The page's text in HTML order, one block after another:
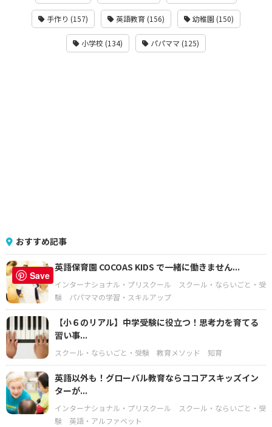
手作り (157) 英語教育 (156) 幼稚園 (150)
小学校 (134) パパママ (125)
おすすめ記事
英語保育園 COCOAS KIDS で一緒に働きません...
インターナショナル・プリスクール
スクール・ならいごと・受
験
パパママの学習・スキルアップ
【小６のリアル】中学受験に役立つ！思考力を育てる
習い事...
スクール・ならいごと・受験 教育メソッド 知育
英語以外も！グローバル教育ならココアスキッズイン
ターが...
インターナショナル・プリスクール
スクール・ならいごと・受
験
英語・アルファベット
Save